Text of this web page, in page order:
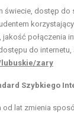
świecie, dostęp
jakość połączenia
do
zary
Szybkiego
od lat zmienia